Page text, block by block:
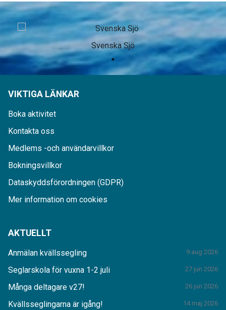
Svenska Sjö
VIKTIGA LÄNKAR
Boka aktivitet
Kontakta oss
Medlems -och användarvillkor
Bokningsvillkor
Dataskyddsförordningen (GDPR)
Mer information om cookies
AKTUELLT
Anmälan kvällssegling 9 aug 2026
Seglarskola för vuxna 1-2 juli 27 jun 2026
Många deltagare v27! 26 jun 2026
Kvällsseglingarna är igång! 14 maj 2026